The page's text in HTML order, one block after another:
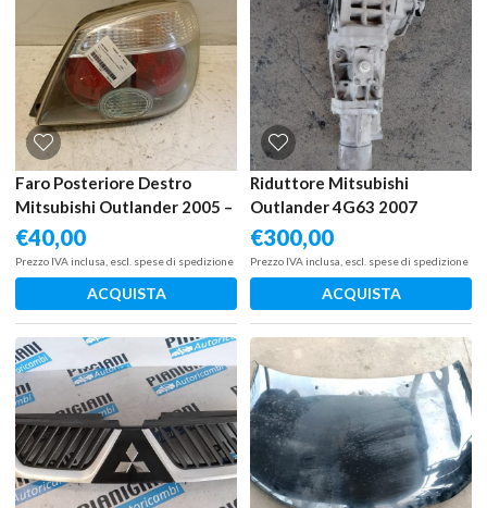
Faro Posteriore Destro
Mitsubishi Outlander 2005 –
2009
€40,00
Prezzo IVA inclusa, escl. spese di spedizione
ACQUISTA
Riduttore Mitsubishi
Outlander 4G63 2007
€300,00
Prezzo IVA inclusa, escl. spese di spedizione
ACQUISTA